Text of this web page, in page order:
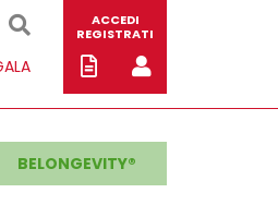
ACCEDI
REGISTRATI
BELONGEVITY®